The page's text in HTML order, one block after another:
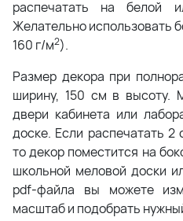
распечатать на белой
Желательно использовать
160 г/м2).
Размер декора при
ширину, 150 см в высоту.
двери кабинета или
доске. Если распечатать
то декор поместится на
школьной меловой доски
pdf-файла вы можете
масштаб и подобрать